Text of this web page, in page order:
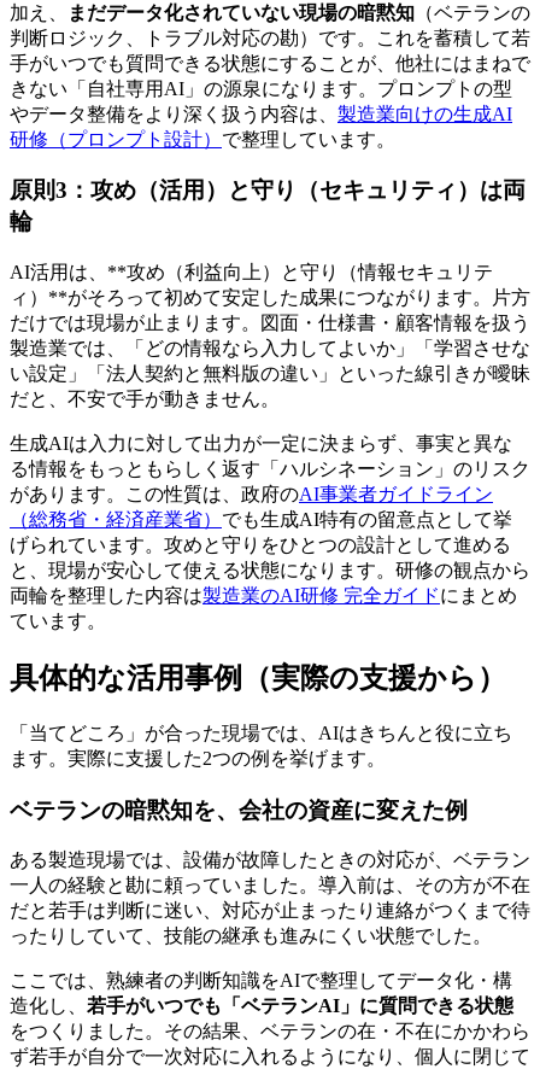
加え、
まだデータ化されていない現場の暗黙知 （ベテランの
判断ロジック、トラブル対応の勘）です。これを蓄積して若
手がいつでも質問できる状態にすることが、他社にはまねで
きない「自社専用AI」の源泉になります。プロンプトの型
やデータ整備をより深く扱う内容は、 製造業向けの生成AI
研修（プロンプト設計） で整理しています。
原則3：攻め（活用）と守り（セキュリティ）は両
輪
AI活用は、**攻め（利益向上）と守り（情報セキュリテ
ィ）**がそろって初めて安定した成果につながります。片方
だけでは現場が止まります。図面・仕様書・顧客情報を扱う
製造業では、「どの情報なら入力してよいか」「学習させな
い設定」「法人契約と無料版の違い」といった線引きが曖昧
だと、不安で手が動きません。
生成AIは入力に対して出力が一定に決まらず、事実と異な
る情報をもっともらしく返す「ハルシネーション」のリスク
があります。この性質は、政府のAI事業者ガイドライン
（総務省・経済産業省） でも生成AI特有の留意点として挙
げられています。攻めと守りをひとつの設計として進める
と、現場が安心して使える状態になります。研修の観点から
両輪を整理した内容は製造業のAI研修 完全ガイドにまとめ
ています。
具体的な活用事例（実際の支援から）
「当てどころ」が合った現場では、AIはきちんと役に立ち
ます。実際に支援した2つの例を挙げます。
ベテランの暗黙知を、会社の資産に変えた例
ある製造現場では、設備が故障したときの対応が、ベテラン
一人の経験と勘に頼っていました。導入前は、その方が不在
だと若手は判断に迷い、対応が止まったり連絡がつくまで待
ったりしていて、技能の継承も進みにくい状態でした。
ここでは、熟練者の判断知識をAIで整理してデータ化・構
造化し、 若手がいつでも「ベテランAI」に質問できる状態
をつくりました。その結果、ベテランの在・不在にかかわら
ず若手が自分で一次対応に入れるようになり、個人に閉じて